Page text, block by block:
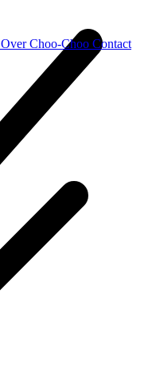
Over Choo-Choo Contact